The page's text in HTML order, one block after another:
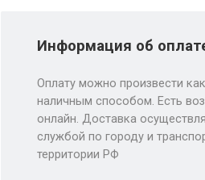
Информация об
Оплату можно произвести
наличным способом. Есть
онлайн. Доставка
службой по городу и
территории РФ